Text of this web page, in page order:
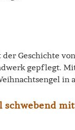
Geschichte
gepflegt.
in